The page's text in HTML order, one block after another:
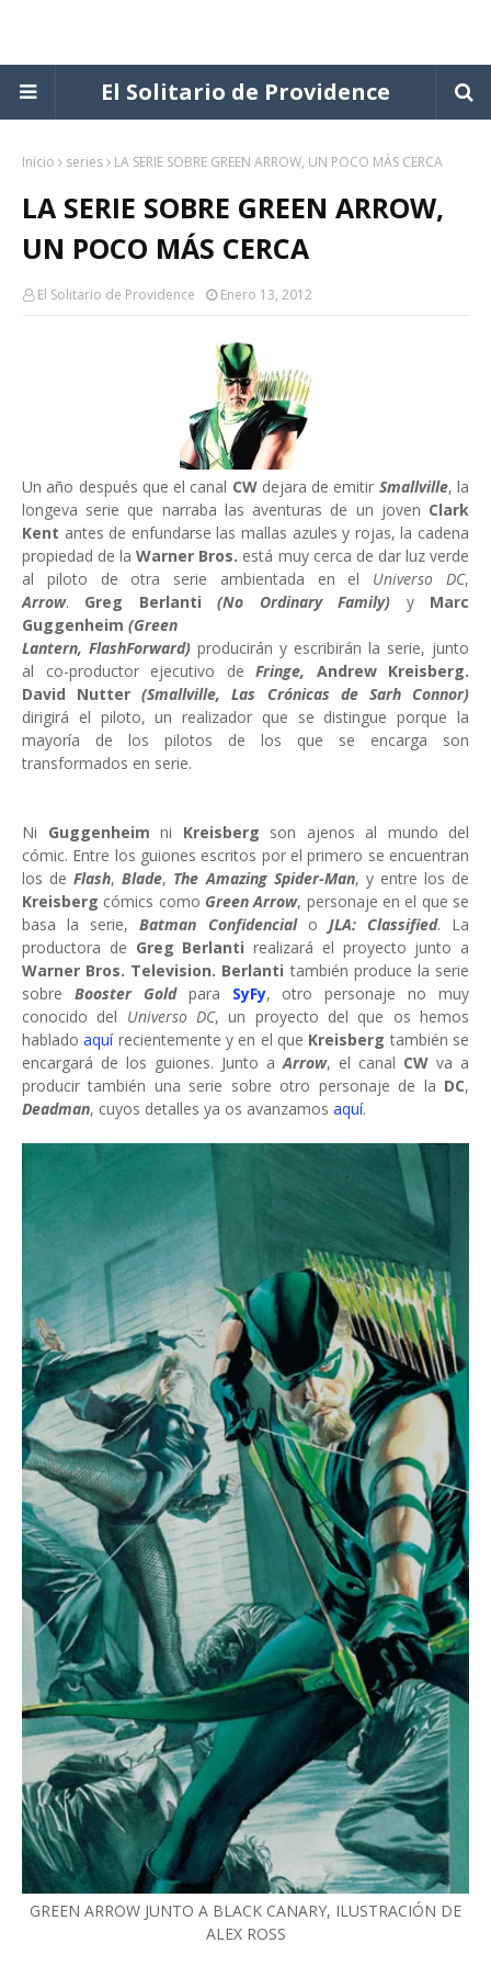
El Solitario de Providence
Inicio series LA SERIE SOBRE GREEN ARROW, UN POCO MÁS CERCA
LA SERIE SOBRE GREEN ARROW,
UN POCO MÁS CERCA
El Solitario de Providence Enero 13, 2012
Un año después que el canal CWdejara de emitir Smallville, la
longeva serie que narraba las aventuras de un joven Clark
Kent antes de enfundarse las mallas azules y rojas, la cadena
propiedad de laWarner Bros. está muy cerca de dar luz verde
al piloto de otra serie ambientada en el Universo DC,
Arrow. Greg Berlanti (No Ordinary Family) y Marc
Guggenheim (Green
Lantern, FlashForward) producirán y escribirán la serie, junto
al co-productor ejecutivo de Fringe, Andrew Kreisberg.
David Nutter (Smallville, Las Crónicas de Sarh Connor)
dirigirá el piloto, un realizador que se distingue porque la
mayoría de los pilotos de los que se encarga son
transformados en serie.
Ni Guggenheim ni Kreisberg son ajenos al mundo del
cómic. Entre los guiones escritos por el primero se encuentran
los deFlash,Blade, The Amazing Spider-Man, y entre los de
Kreisberg cómics como Green Arrow, personaje en el que se
basa la serie,Batman Confidencial o JLA: Classified. La
productora de Greg Berlanti realizará el proyecto junto a
Warner Bros. Television. Berlanti también produce la serie
sobre Booster Gold para SyFy, otro personaje no muy
conocido del Universo DC, un proyecto del que os hemos
habladoaquírecientemente y en el que Kreisberg también se
encargará de los guiones. Junto aArrow, el canal CW va a
producir también una serie sobre otro personaje de la DC,
Deadman, cuyos detalles ya os avanzamos aquí.
GREEN ARROW JUNTO A BLACK CANARY, ILUSTRACIÓN DE
ALEX ROSS